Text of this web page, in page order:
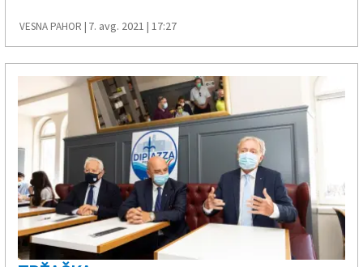
VESNA PAHOR | 7. avg. 2021 | 17:27